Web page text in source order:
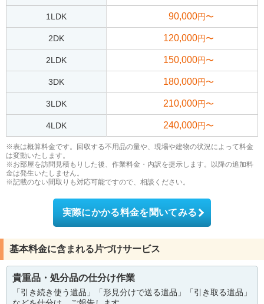
1LDK 90,000円〜
2DK 120,000円〜
2LDK 150,000円〜
3DK 180,000円〜
3LDK 210,000円〜
4LDK 240,000円〜
※表は概算料金です。回収する不用品の量や、現場や建物の状況によって料金
は変動いたします。
※お部屋を訪問見積もりした後、作業料金・内訳を提示します。以降の追加料
金は発生いたしません。
※記載のない間取りも対応可能ですので、相談ください。
実際にかかる料金を聞いてみる
基本料金に含まれる片づけサービス
貴重品・処分品の仕分け作業
「引き続き使う遺品」「形見分けで送る遺品」「引き取る遺品」